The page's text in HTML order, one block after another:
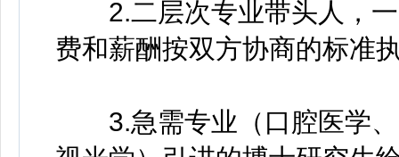
2.二层次专业带头人，一
费和薪酬按双方协商的标准
3.急需专业（口腔医学、